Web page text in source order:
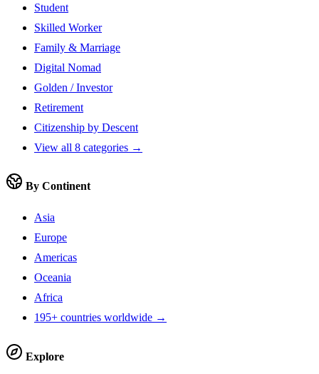
Student
Skilled Worker
Family & Marriage
Digital Nomad
Golden / Investor
Retirement
Citizenship by Descent
View all 8 categories →
By Continent
Asia
Europe
Americas
Oceania
Africa
195+ countries worldwide →
Explore